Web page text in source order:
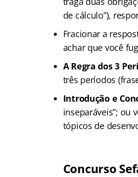
de cálculo”),
Fracionar a
achar que você
A Regra dos 3
três períodos
Introdução e
inseparáveis”; ou
tópicos de
Concurso